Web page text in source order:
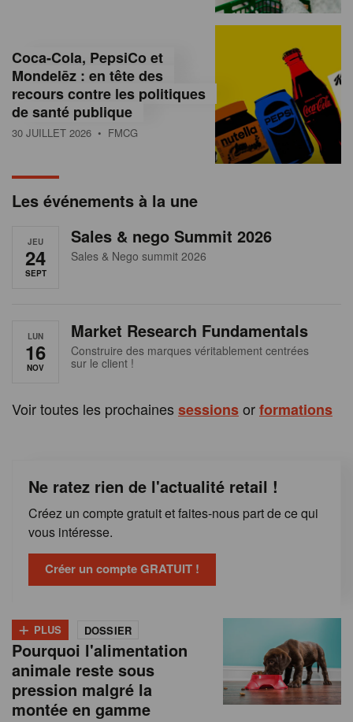
e
e
a
Coca-Cola, PepsiCo et
Mondelēz : en tête des
recours contre les politiques
de santé publique
30 JUILLET 2026 • FMCG
Les événements à la une
JEU
24
SEPT
Sales & nego Summit 2026
Sales & Nego summit 2026
LUN
16
NOV
Market Research Fundamentals
Construire des marques véritablement centrées
sur le client !
Voir toutes les prochaines sessionsorformations
Ne ratez rien de l'actualité retail !
Créez un compte gratuit et faites-nous part de ce qui
vous intéresse.
Créer un compte GRATUIT !
+ PLUS DOSSIER
Pourquoi l'alimentation
animale reste sous
pression malgré la
montée en gamme